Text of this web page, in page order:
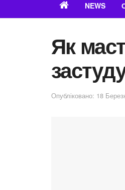
NEWS
Як
Опубліковано: 18